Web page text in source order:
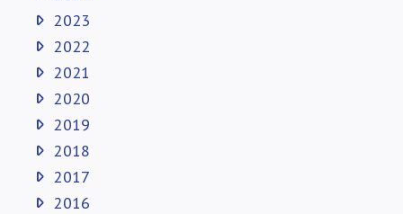
2023
2022
2021
2020
2019
2018
2017
2016